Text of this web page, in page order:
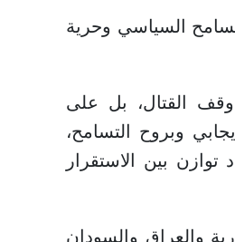
السياسي وحرية
القتال، بل على
وبروح التسامح،
بين الاستقرار
والعراق والسودان